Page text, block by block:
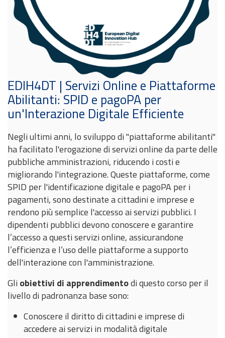
EDIH4DT | Servizi Online e Piattaforme
Abilitanti: SPID e pagoPA per
un'Interazione Digitale Efficiente
Negli ultimi anni, lo sviluppo di "piattaforme abilitanti"
ha facilitato l'erogazione di servizi online da parte delle
pubbliche amministrazioni, riducendo i costi e
migliorando l'integrazione. Queste piattaforme, come
SPID per l'identificazione digitale e pagoPA per i
pagamenti, sono destinate a cittadini e imprese e
rendono più semplice l'accesso ai servizi pubblici. I
dipendenti pubblici devono conoscere e garantire
l’accesso a questi servizi online, assicurandone
l’efficienza e l’uso delle piattaforme a supporto
dell'interazione con l'amministrazione.
Gli obiettivi di apprendimentodi questo corso per il
livello di padronanza base sono:
Conoscere il diritto di cittadini e imprese di
accedere ai servizi in modalità digitale